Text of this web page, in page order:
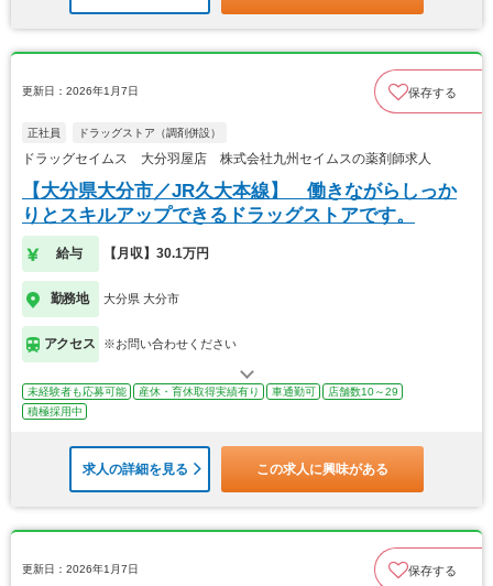
更新日：2026年1月7日 保存する
正社員 ドラッグストア（調剤併設）
ドラッグセイムス 大分羽屋店 株式会社九州セイムスの薬剤師求人
【大分県大分市／JR久大本線】 働きながらしっか
りとスキルアップできるドラッグストアです。
給与 【月収】30.1万円
勤務地 大分県 大分市
アクセス ※お問い合わせください
未経験者も応募可能 産休・育休取得実績有り 車通勤可
店舗数10～29
積極採用中
求人の詳細を見る この求人に興味がある
更新日：2026年1月7日 保存する